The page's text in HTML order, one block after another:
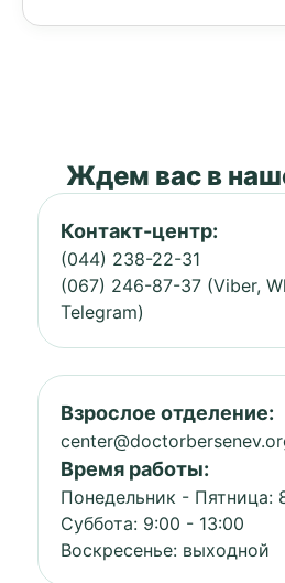
Ждем вас в
Контакт-центр:
(044) 238-22-31
(067) 246-87-37 (Viber,
Telegram)
Взрослое отделение:
Время работы:
Понедельник - Пятница:
Суббота: 9:00 - 13:00
Воскресенье: выходной